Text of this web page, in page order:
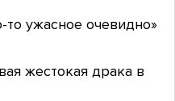
ужасное очевидно»
жестокая драка в